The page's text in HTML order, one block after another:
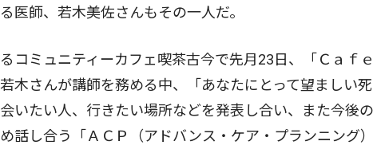
医師、若木美佐さんもその一人だ。
コミュニティーカフェ喫茶古今で先月23日、「Ｃａｆ
木さんが講師を務める中、「あなたにとって望ましい
いたい人、行きたい場所などを発表し合い、また今後
話し合う「ＡＣＰ（アドバンス・ケア・プランニング